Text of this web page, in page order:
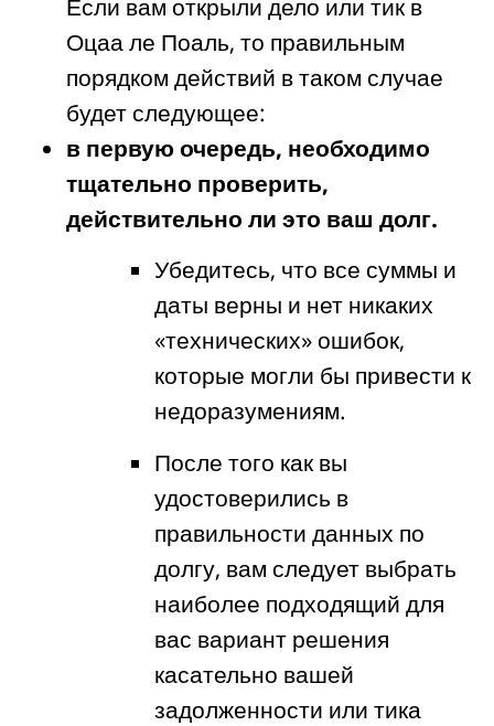
Если вам открыли дело или тик в
Оцаа ле Поаль, то правильным
порядком действий в таком случае
будет следующее:
в первую очередь, необходимо
тщательно проверить,
действительно ли это ваш долг.
Убедитесь, что все суммы и
даты верны и нет никаких
«технических» ошибок,
которые могли бы привести к
недоразумениям.
После того как вы
удостоверились в
правильности данных по
долгу, вам следует выбрать
наиболее подходящий для
вас вариант решения
касательно вашей
задолженности или тика